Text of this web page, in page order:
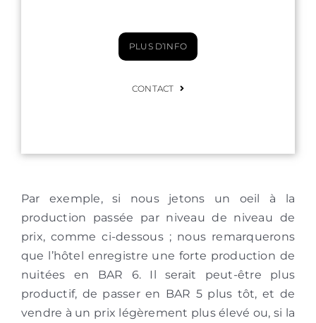
PLUS D’INFO
CONTACT
Par exemple, si nous jetons un oeil à la
production passée par niveau de niveau de
prix, comme ci-dessous ; nous remarquerons
que l’hôtel enregistre une forte production de
nuitées en BAR 6. Il serait peut-être plus
productif, de passer en BAR 5 plus tôt, et de
vendre à un prix légèrement plus élevé ou, si la